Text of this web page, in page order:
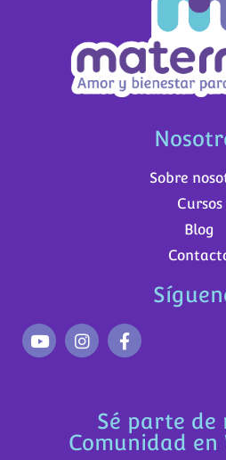
Sobre
Cursos
Blog
Sé parte de
Comunidad en